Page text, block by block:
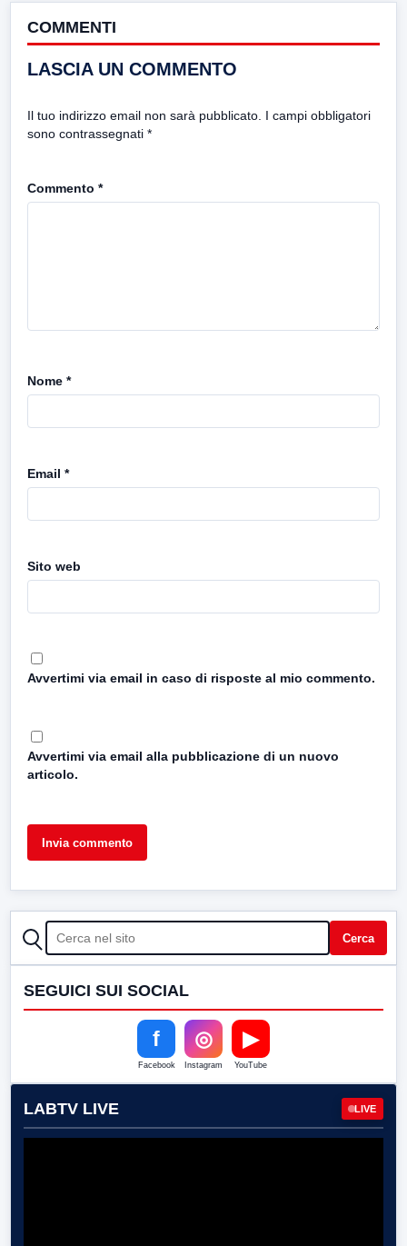
COMMENTI
LASCIA UN COMMENTO
Il tuo indirizzo email non sarà pubblicato. I campi obbligatori
sono contrassegnati *
Commento *
Nome *
Email *
Sito web
Avvertimi via email in caso di risposte al mio commento.
Avvertimi via email alla pubblicazione di un nuovo
articolo.
CERCA Cerca
SEGUICI SUI SOCIAL
f
Facebook
◎
Instagram
▶
YouTube
LABTV LIVE LIVE